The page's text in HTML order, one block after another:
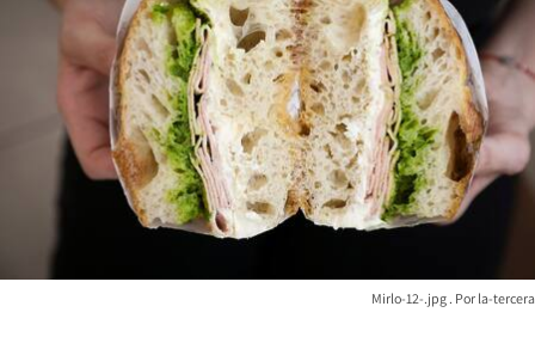
Mirlo-12-.jpg la-tercera